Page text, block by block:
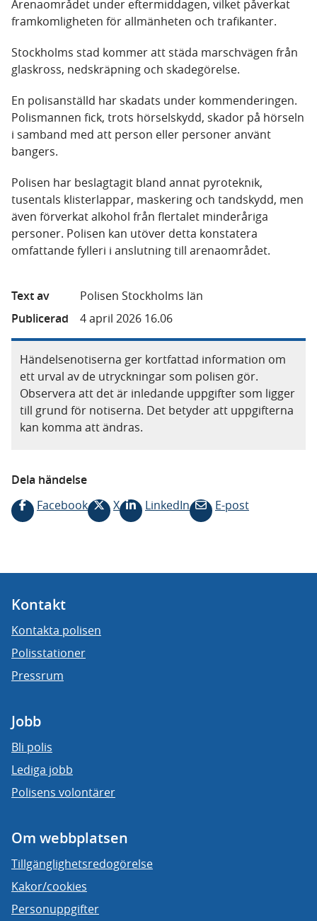
Arenaområdet under eftermiddagen, vilket påverkat
framkomligheten för allmänheten och trafikanter.
Stockholms stad kommer att städa marschvägen från
glaskross, nedskräpning och skadegörelse.
En polisanställd har skadats under kommenderingen.
Polismannen fick, trots hörselskydd, skador på hörseln
i samband med att person eller personer använt
bangers.
Polisen har beslagtagit bland annat pyroteknik,
tusentals klisterlappar, maskering och tandskydd, men
även förverkat alkohol från flertalet minderåriga
personer. Polisen kan utöver detta konstatera
omfattande fylleri i anslutning till arenaområdet.
Text av
Polisen Stockholms län
Publicerad
4 april 2026 16.06
Händelsenotiserna ger kortfattad information om
ett urval av de utryckningar som polisen gör.
Observera att det är inledande uppgifter som ligger
till grund för notiserna. Det betyder att uppgifterna
kan komma att ändras.
Dela händelse
Facebook
X LinkedIn E-post
Kontakt
Kontakta polisen
Polisstationer
Pressrum
Jobb
Bli polis
Lediga jobb
Polisens volontärer
Om webbplatsen
Tillgänglighetsredogörelse
Kakor/cookies
Personuppgifter